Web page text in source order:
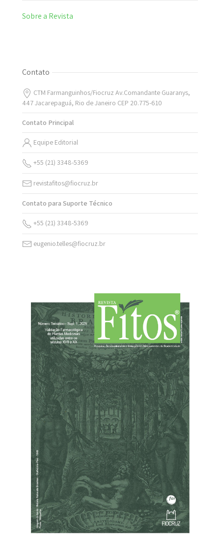
Sobre a Revista
Contato
CTM Farmanguinhos/Fiocruz Av.Comandante Guaranys,
447 Jacarepaguá, Rio de Janeiro CEP 20.775-610
Contato Principal
Equipe Editorial
+55 (21) 3348-5369
revistafitos@fiocruz.br
Contato para Suporte Técnico
+55 (21) 3348-5369
eugenio.telles@fiocruz.br